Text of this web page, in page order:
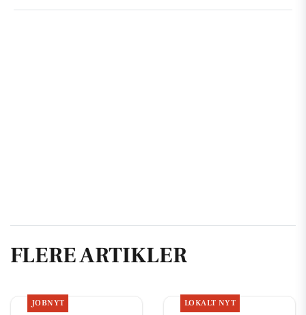
FLERE ARTIKLER
JOBNYT LOKALT NYT